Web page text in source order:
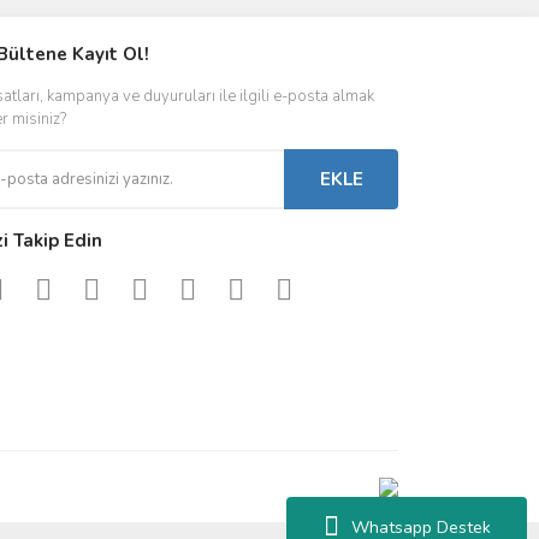
Whatsapp Destek
Kayıt Ol!
kampanya ve duyuruları ile ilgili e-posta almak
misiniz?
EKLE
Takip Edin